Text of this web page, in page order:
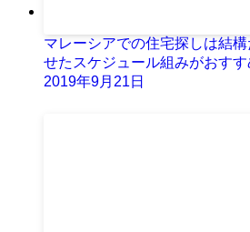
マレーシアでの住宅探しは結
せたスケジュール組みがおすす
2019年9月21日